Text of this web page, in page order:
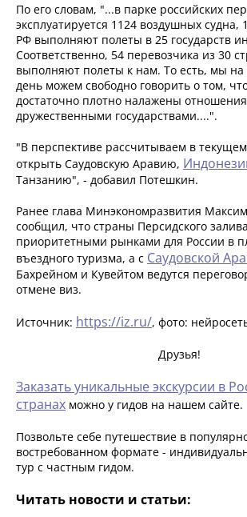
По его словам, "...в парке российских
эксплуатируется 1124 воздушных судна,
РФ выполняют полеты в 25 государств
Соответственно, 54 перевозчика из 30
выполняют полеты к нам. То есть, мы
день можем свободно говорить о том,
достаточно плотно налажены
дружественными государствами....".
"В перспективе рассчитываем в
открыть Саудовскую Аравию,
Танзанию", - добавил Потешкин.
Ранее глава Минэкономразвития
сообщил, что страны Персидского
приоритетными рынками для России в
въездного туризма, а с Саудовской
Бахрейном и Кувейтом ведутся
отмене виз.
Источник: https://iz.ru/, фото:
Друзья!
Заказать уникальные экскурсии в
странах можно у гидов на нашем сайте.
Позвольте себе путешествие в
востребованном формате -
тур с частным гидом.
Читать новости и статьи: